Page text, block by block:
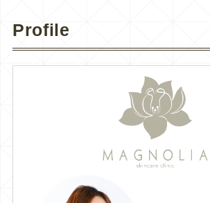
Profile